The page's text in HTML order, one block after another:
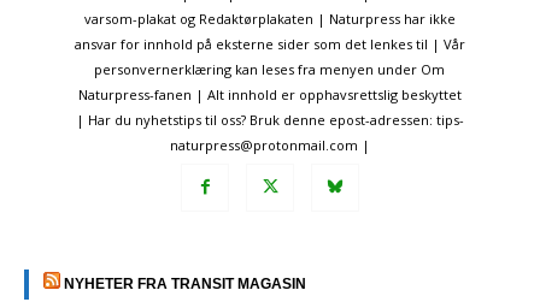
varsom-plakat og Redaktørplakaten | Naturpress har ikke
ansvar for innhold på eksterne sider som det lenkes til | Vår
personvernerklæring kan leses fra menyen under Om
Naturpress-fanen | Alt innhold er opphavsrettslig beskyttet
| Har du nyhetstips til oss? Bruk denne epost-adressen: tips-
naturpress@protonmail.com |
NYHETER FRA TRANSIT MAGASIN